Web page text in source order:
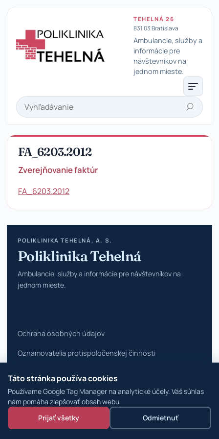
Táto stránka používa cookies
Používame Google Tag Manager na analytické účely. Váš súhlas
nám pomáha zlepšovať obsah webu.
Prijať všetky
Odmietnuť
TEHELNÁ 26
831 03 Bratislava
Ambulancie, služby a
informácie pre
návštevníkov na
jednom mieste.
Hľadať
FA_6203.2012
Zverejňovanie faktúr
FA_6203.2012
POLIKLINIKA TEHELNÁ, A. S.
Poliklinika Tehelná
Ambulancie, služby a informácie pre návštevníkov na
jednom mieste.
Ochrana osobných údajov
Oznamovatelia protispoločenskej činnosti
Vyhlásenie o prístupnosti
Zmeniť nastavenia cookies
© 2026 Poliklinika Tehelná · WordPress špecialisti